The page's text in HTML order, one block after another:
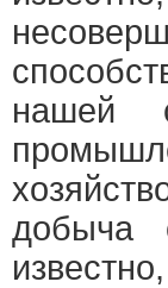
нашей
добыча